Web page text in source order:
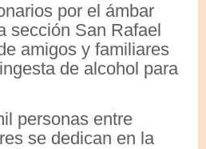
por el ámbar
sección San Rafael
amigos y familiares
de alcohol para
personas entre
se dedican en la